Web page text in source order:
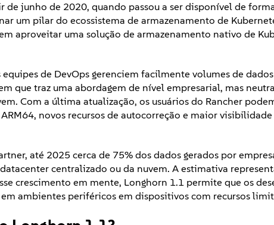
de junho de 2020, quando passou a ser disponível de
um pilar do ecossistema de armazenamento de
aproveitar uma solução de armazenamento nativo de
de DevOps gerenciem facilmente volumes de
que traz uma abordagem de nível empresarial, mas
Com a última atualização, os usuários do Rancher
novos recursos de autocorreção e maior
até 2025 cerca de 75% dos dados gerados por
centralizado ou da nuvem. A estimativa
crescimento em mente, Longhorn 1.1 permite que os
ambientes periféricos em dispositivos com recursos